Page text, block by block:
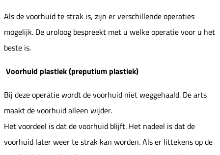
Als de voorhuid te strak is, zijn er verschillende operaties
mogelijk. De uroloog bespreekt met u welke operatie voor u het
beste is.
Voorhuid plastiek (preputium plastiek)
Bij deze operatie wordt de voorhuid niet weggehaald. De arts
maakt de voorhuid alleen wijder.
Het voordeel is dat de voorhuid blijft. Het nadeel is dat de
voorhuid later weer te strak kan worden. Als er littekens op de